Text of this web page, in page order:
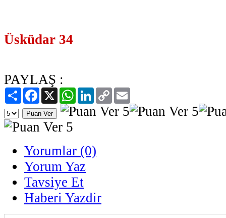
Üsküdar 34
PAYLAŞ :
PaylaşFacebook
X WhatsAppLinkedIn
Copy
Link
Yorumlar (0)
Yorum Yaz
Tavsiye Et
Haberi Yazdir